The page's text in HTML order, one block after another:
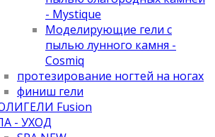
- Mystique
Моделирующие гели с
пылью лунного камня -
Cosmiq
протезирование ногтей на ногах
финиш гели
Fusion
- УХОД